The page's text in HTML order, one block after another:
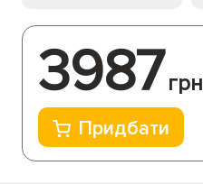
3987грн
Придбати